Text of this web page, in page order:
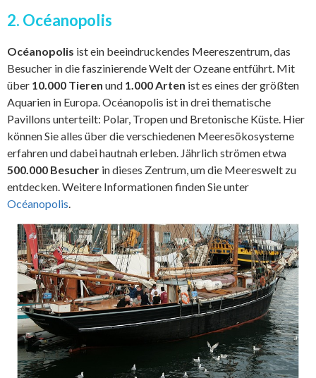
2. Océanopolis
Océanopolis ist ein beeindruckendes Meereszentrum, das
Besucher in die faszinierende Welt der Ozeane entführt. Mit
über 10.000 Tieren und 1.000 Arten ist es eines der größten
Aquarien in Europa. Océanopolis ist in drei thematische
Pavillons unterteilt: Polar, Tropen und Bretonische Küste. Hier
können Sie alles über die verschiedenen Meeresökosysteme
erfahren und dabei hautnah erleben. Jährlich strömen etwa
500.000 Besucher in dieses Zentrum, um die Meereswelt zu
entdecken. Weitere Informationen finden Sie unter
Océanopolis.